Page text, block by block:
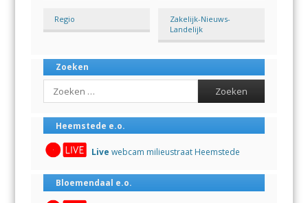
Regio
Zakelijk-Nieuws-
Landelijk
Zoeken
Search
Heemstede e.o.
Live webcam milieustraat Heemstede
Bloemendaal e.o.